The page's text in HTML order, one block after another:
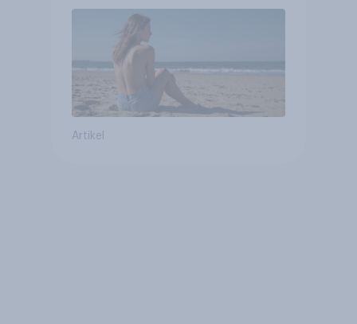
Artikel